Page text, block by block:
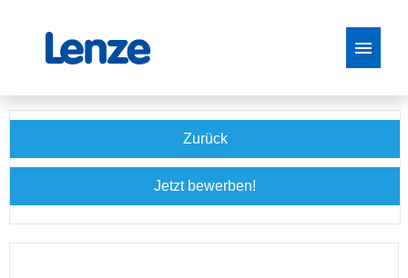
Stellenangebote
Zurück
Jetzt bewerben!